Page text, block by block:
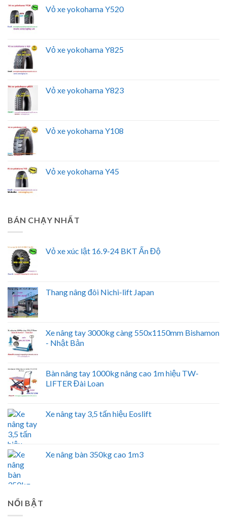
Vỏ xe yokohama Y520
Vỏ xe yokohama Y825
Vỏ xe yokohama Y823
Vỏ xe yokohama Y108
Vỏ xe yokohama Y45
BÁN CHẠY NHẤT
Vỏ xe xúc lật 16.9-24 BKT Ấn Độ
Thang nâng đôi Nichi-lift Japan
Xe nâng tay 3000kg càng 550x1150mm Bishamon
- Nhật Bản
Bàn nâng tay 1000kg nâng cao 1m hiệu TW-
LIFTER Đài Loan
Xe nâng tay 3,5 tấn hiệu Eoslift
Xe nâng bàn 350kg cao 1m3
NỔI BẬT